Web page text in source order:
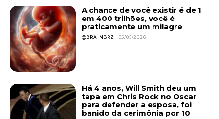
A chance de você existir é de 1
em 400 trilhões, você é
praticamente um milagre
@BRAINBRZ 05/05/2026
Há 4 anos, Will Smith deu um
tapa em Chris Rock no Oscar
para defender a esposa, foi
banido da cerimônia por 10